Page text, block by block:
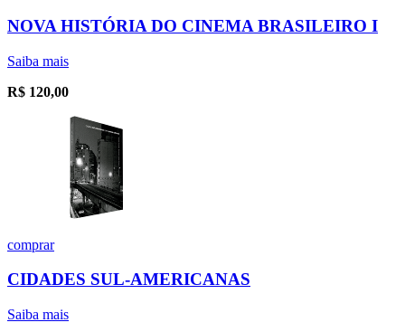
NOVA HISTÓRIA DO CINEMA BRASILEIRO I
Saiba mais
R$ 120,00
comprar
CIDADES SUL-AMERICANAS
Saiba mais